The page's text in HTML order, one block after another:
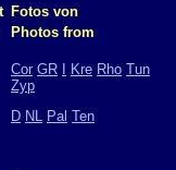
Fotos von
Photos from
Cor GR Kre Rho Tun
Zyp
D NL Pal Ten